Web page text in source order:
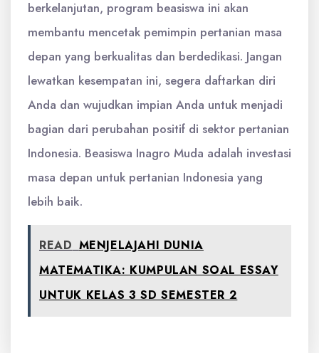
berkelanjutan, program beasiswa ini akan
membantu mencetak pemimpin pertanian masa
depan yang berkualitas dan berdedikasi. Jangan
lewatkan kesempatan ini, segera daftarkan diri
Anda dan wujudkan impian Anda untuk menjadi
bagian dari perubahan positif di sektor pertanian
Indonesia. Beasiswa Inagro Muda adalah investasi
masa depan untuk pertanian Indonesia yang
lebih baik.
READ MENJELAJAHI DUNIA
MATEMATIKA: KUMPULAN SOAL ESSAY
UNTUK KELAS 3 SD SEMESTER 2